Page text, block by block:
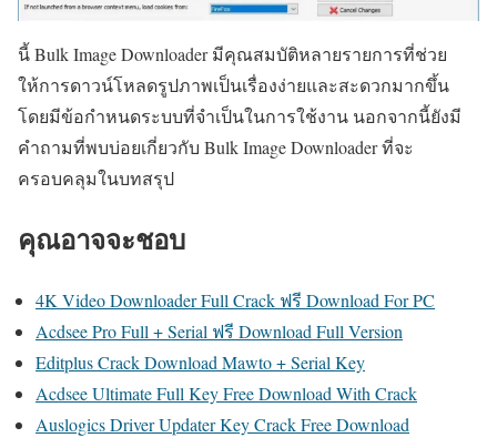
นี้ Bulk Image Downloader มีคุณสมบัติหลายรายการที่ช่วย
ให้การดาวน์โหลดรูปภาพเป็นเรื่องง่ายและสะดวกมากขึ้น
โดยมีข้อกำหนดระบบที่จำเป็นในการใช้งาน นอกจากนี้ยังมี
คำถามที่พบบ่อยเกี่ยวกับ Bulk Image Downloader ที่จะ
ครอบคลุมในบทสรุป
คุณอาจจะชอบ
4K Video Downloader Full Crack ฟรี Download For PC
Acdsee Pro Full + Serial ฟรี Download Full Version
Editplus Crack Download Mawto + Serial Key
Acdsee Ultimate Full Key Free Download With Crack
Auslogics Driver Updater Key Crack Free Download